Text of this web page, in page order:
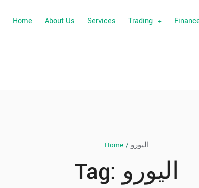
Home About Us Services Trading
Home / اليورو
Tag: اليورو